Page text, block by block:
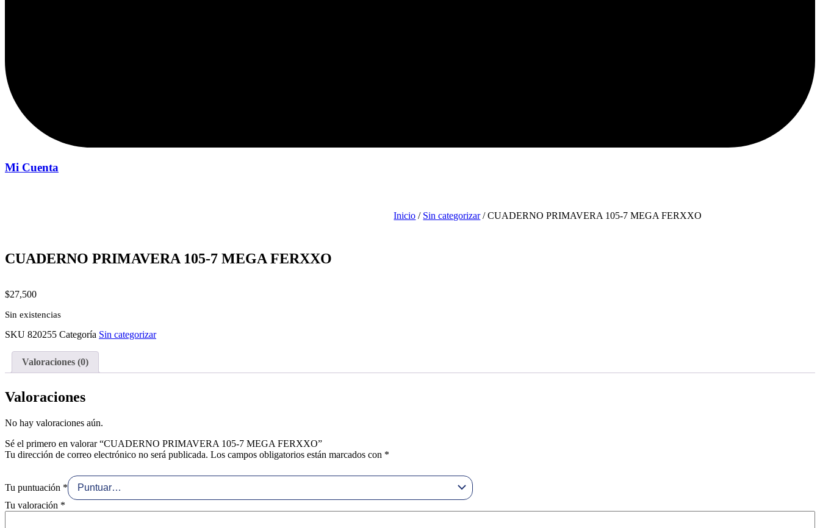
Mi Cuenta
Inicio / Sin categorizar/ CUADERNO PRIMAVERA 105-7 MEGA FERXXO
CUADERNO PRIMAVERA 105-7 MEGA FERXXO
$27,500
Sin existencias
SKU 820255 Categoría Sin categorizar
Valoraciones (0)
Valoraciones
No hay valoraciones aún.
Sé el primero en valorar “CUADERNO PRIMAVERA 105-7 MEGA FERXXO”
Tu dirección de correo electrónico no será publicada. Los campos obligatorios están marcados con *
Tu puntuación *
Tu valoración *